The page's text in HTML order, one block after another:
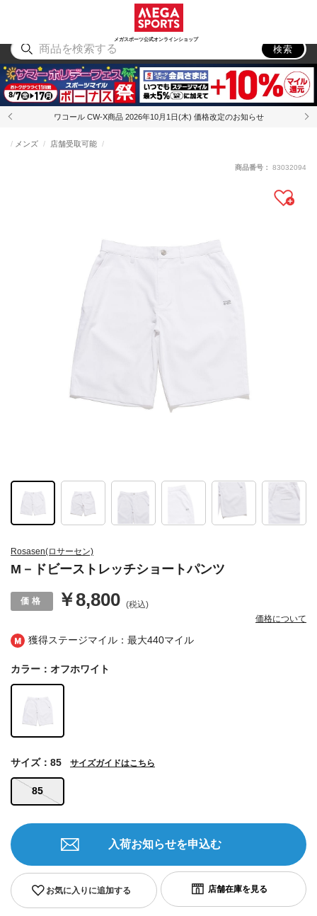
メガスポーツ公式オンラインショップ
アウトドア
検索
ワコール CW-X商品 2026年10月1日(木) 価格改定のお知らせ
獲得ステージマイル：最大440マイル
Rosasen(ロサーセン)
M－ドビーストレッチショートパンツ
メンズ 店舗受取可能
￥8,800 (税込)
価格について
商品番号： 83032094
カラー：オフホワイト
85
サイズ：85 サイズガイドはこちら
お気に入りに追加する
入荷お知らせを申込む